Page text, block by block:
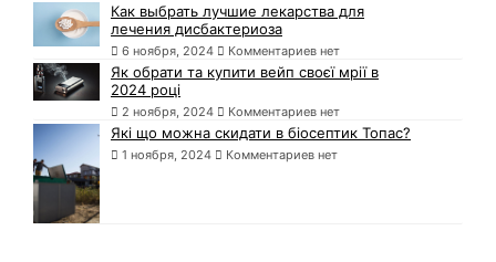
Как выбрать лучшие лекарства для
лечения дисбактериоза
6 ноября, 2024 Комментариев нет
Як обрати та купити вейп своєї мрії в
2024 році
2 ноября, 2024 Комментариев нет
Які що можна скидати в біосептик Топас?
1 ноября, 2024 Комментариев нет